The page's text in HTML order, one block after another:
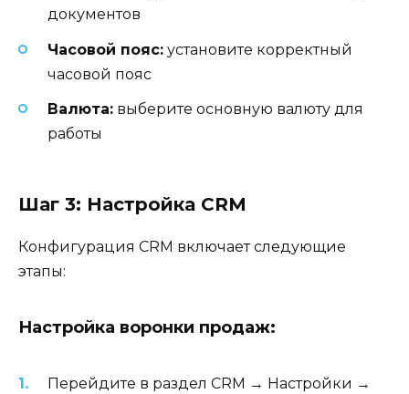
документов
Часовой пояс: установите корректный
часовой пояс
Валюта: выберите основную валюту для
работы
Шаг 3: Настройка CRM
Конфигурация CRM включает следующие
этапы:
Настройка воронки продаж:
Перейдите в раздел CRM → Настройки →